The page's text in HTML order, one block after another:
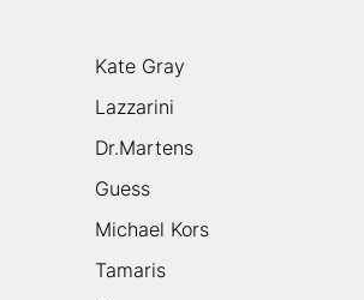
Kate Gray
Lazzarini
Dr.Martens
Guess
Michael Kors
Tamaris